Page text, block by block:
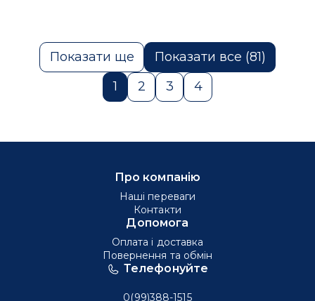
Показати ще
1
2 3 4
Показати все (81)
Телефонуйте
0(99)388-1515
Про компанію
Наші переваги
Контакти
Допомога
Оплата і доставка
Повернення та обмін